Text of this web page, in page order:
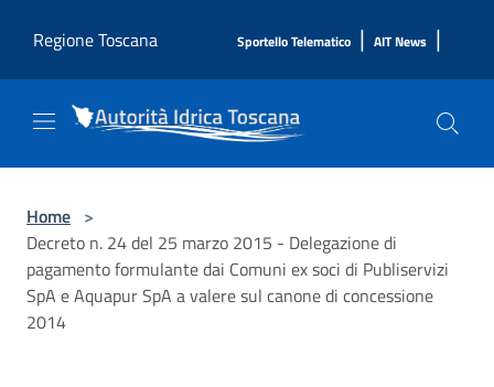
Regione Toscana
Sportello Telematico | AIT News |
Home >
Decreto n. 24 del 25 marzo 2015 - Delegazione di
pagamento formulante dai Comuni ex soci di Publiservizi
SpA e Aquapur SpA a valere sul canone di concessione
2014